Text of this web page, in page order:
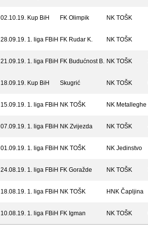
02.10.19. Kup BiH FK Olimpik NK TOŠK
28.09.19. 1. liga FBiH FK Rudar K. NK TOŠK
21.09.19. 1. liga FBiH FK Budućnost B. NK TOŠK
18.09.19. Kup BiH Skugrić NK TOŠK
15.09.19. 1. liga FBiH NK TOŠK NK Metalleghe
07.09.19. 1. liga FBiH NK Zvijezda NK TOŠK
01.09.19. 1. liga FBiH NK TOŠK NK Jedinstvo
24.08.19. 1. liga FBiH FK Goražde NK TOŠK
18.08.19. 1. liga FBiH NK TOŠK HNK Čapljina
10.08.19. 1. liga FBiH FK Igman NK TOŠK